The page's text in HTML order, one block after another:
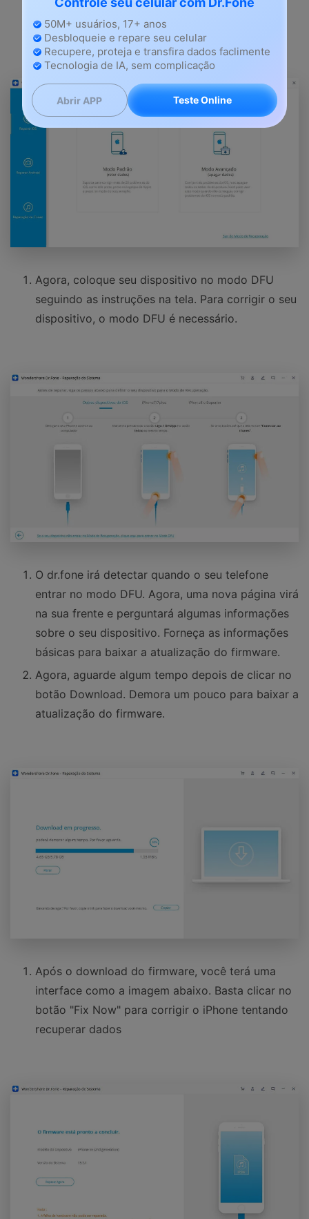
50M+ usuários, 17+ anos
Desbloqueie e repare seu celular
Recupere, proteja e transfira dados faclimente
Tecnologia de IA, sem complicação
Abrir APP Teste Online
dispositivo. Agora clique no botão "Iniciar" para
avançar no processo.
Agora, coloque seu dispositivo no modo DFU
seguindo as instruções na tela. Para corrigir o seu
dispositivo, o modo DFU é necessário.
O dr.fone irá detectar quando o seu telefone
entrar no modo DFU. Agora, uma nova página virá
na sua frente e perguntará algumas informações
sobre o seu dispositivo. Forneça as informações
básicas para baixar a atualização do firmware.
Agora, aguarde algum tempo depois de clicar no
botão Download. Demora um pouco para baixar a
atualização do firmware.
Após o download do firmware, você terá uma
interface como a imagem abaixo. Basta clicar no
botão "Fix Now" para corrigir o iPhone tentando
recuperar dados